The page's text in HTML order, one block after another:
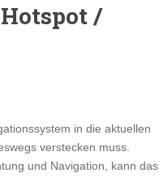
/
in die aktuellen
verstecken muss.
und Navigation, kann das